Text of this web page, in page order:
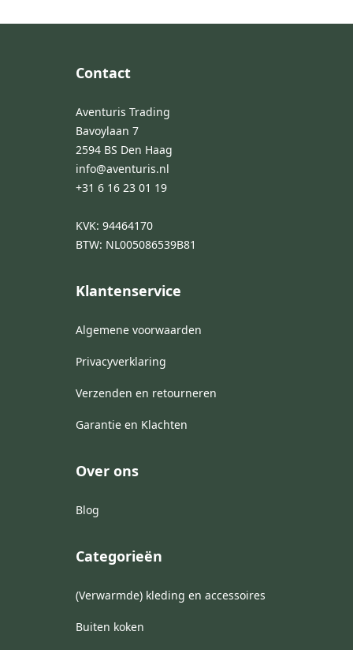
Contact
Aventuris Trading
Bavoylaan 7
2594 BS Den Haag
info@aventuris.nl
+31 6 16 23 01 19
KVK: 94464170
BTW: NL005086539B81
Klantenservice
Algemene voorwaarden
Privacyverklaring
Verzenden en retourneren
Garantie en Klachten
Over ons
Blog
Categorieën
(Verwarmde) kleding en accessoires
Buiten koken